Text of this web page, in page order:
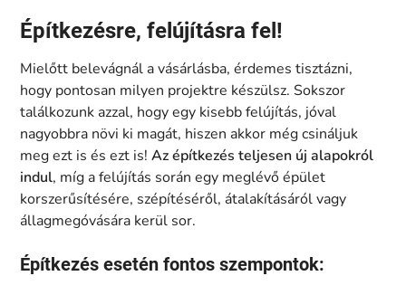
Építkezésre, felújításra fel!
Mielőtt belevágnál a vásárlásba, érdemes tisztázni,
hogy pontosan milyen projektre készülsz. Sokszor
találkozunk azzal, hogy egy kisebb felújítás, jóval
nagyobbra növi ki magát, hiszen akkor még csináljuk
meg ezt is és ezt is!Az építkezés teljesen új alapokról
indul, míg a felújítás során egy meglévő épület
korszerűsítésére, szépítéséről, átalakításáról vagy
állagmegóvására kerül sor.
Építkezés esetén fontos szempontok: